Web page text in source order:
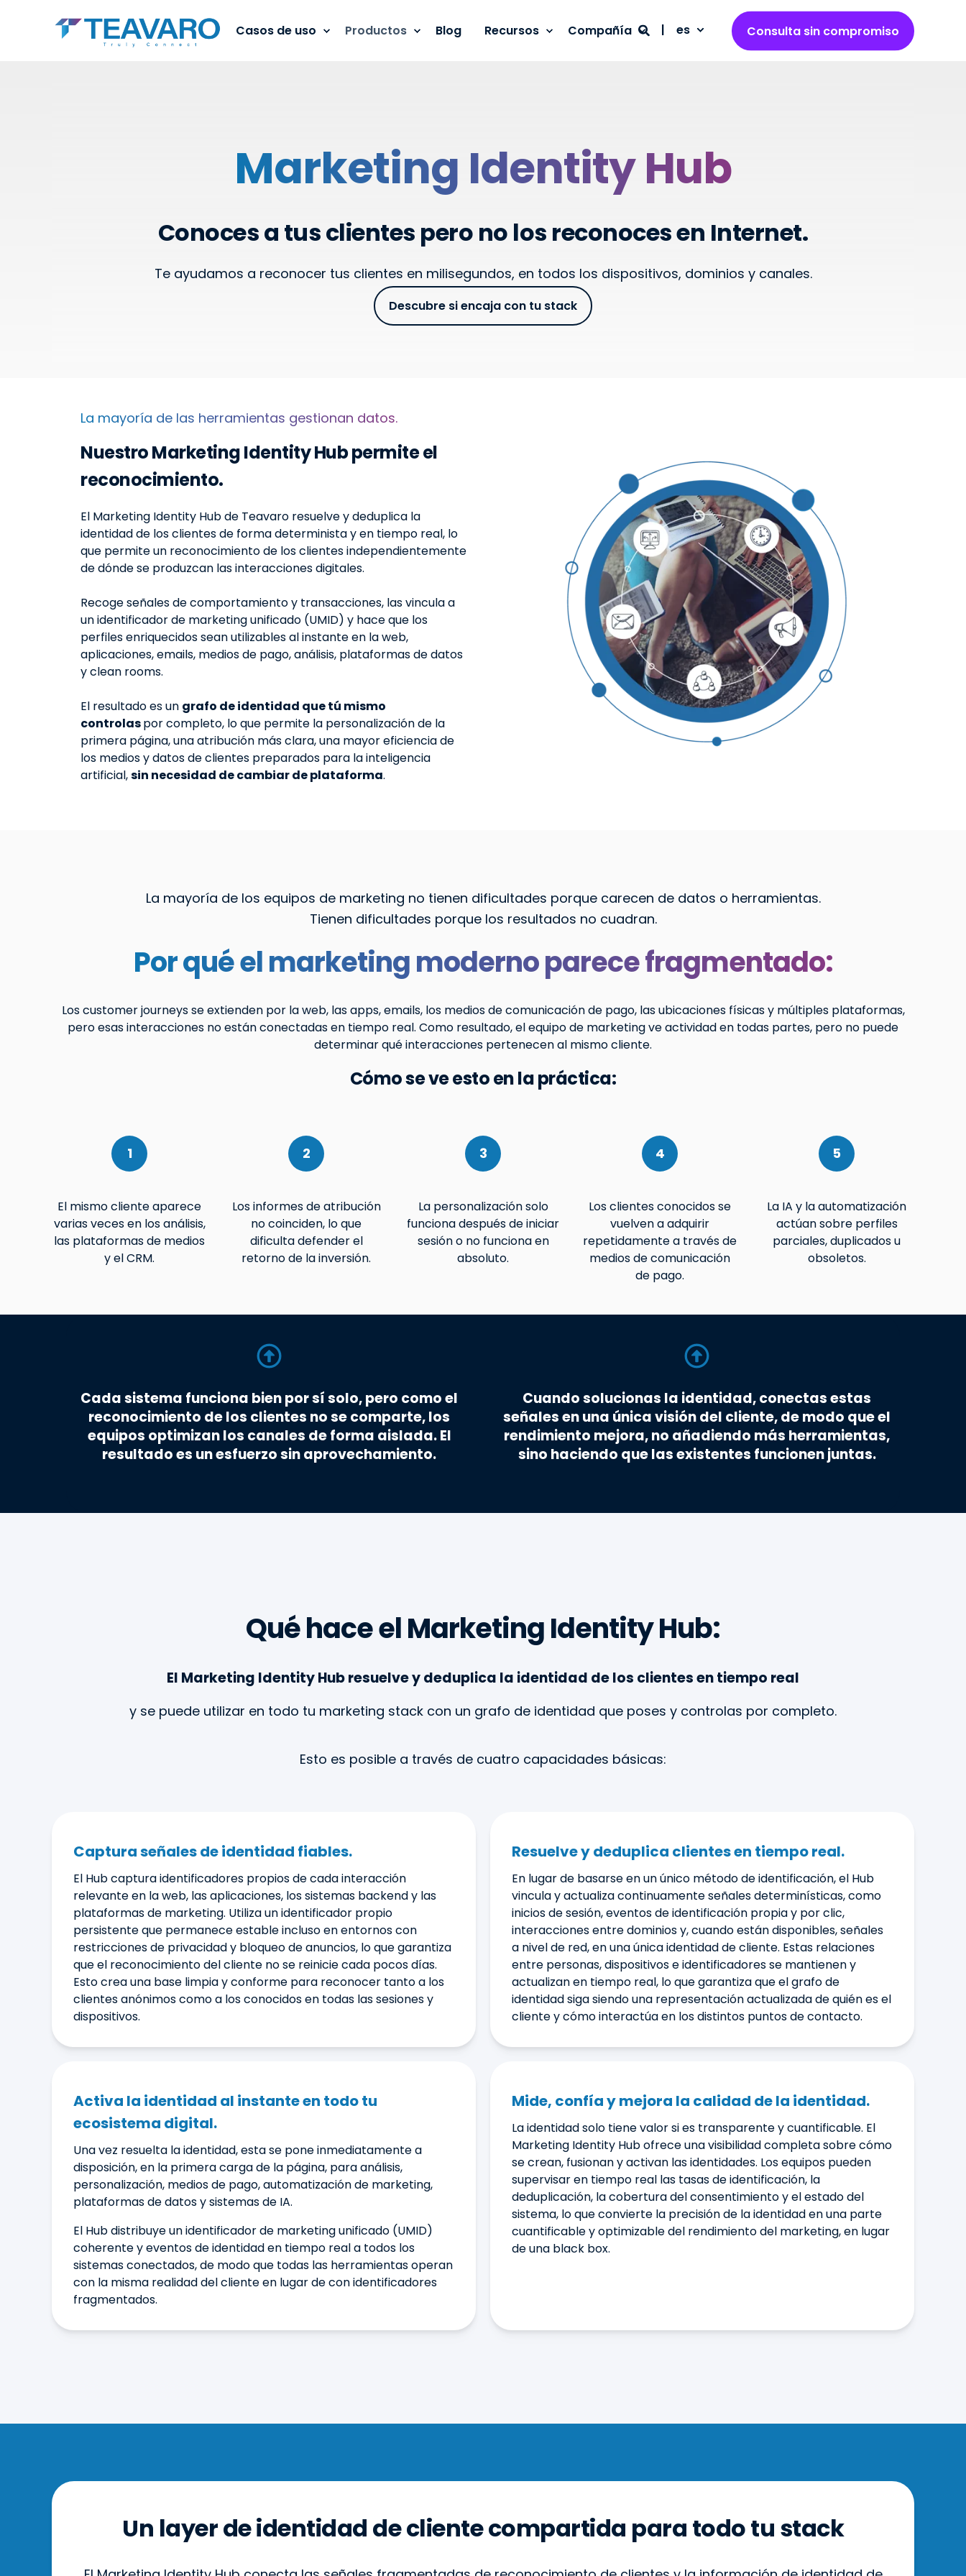
Casos de uso Productos Blog Recursos Compañía es Consulta sin compromiso
Marketing Identity Hub
Conoces a tus clientes pero no los reconoces en Internet.
Te ayudamos a reconocer tus clientes en milisegundos, en todos los dispositivos, dominios y canales.
Descubre si encaja con tu stack
La mayoría de las herramientas gestionan datos.
Nuestro Marketing Identity Hub permite el
reconocimiento.
El Marketing Identity Hub de Teavaro resuelve y deduplica la
identidad de los clientes de forma determinista y en tiempo real, lo
que permite un reconocimiento de los clientes independientemente
de dónde se produzcan las interacciones digitales.
Recoge señales de comportamiento y transacciones, las vincula a
un identificador de marketing unificado (UMID) y hace que los
perfiles enriquecidos sean utilizables al instante en la web,
aplicaciones, emails, medios de pago, análisis, plataformas de datos
y clean rooms.
El resultado es un grafo de identidad que tú mismo
controlaspor completo, lo que permite la personalización de la
primera página, una atribución más clara, una mayor eficiencia de
los medios y datos de clientes preparados para la inteligencia
artificial,sin necesidad de cambiar de plataforma.
La mayoría de los equipos de marketing no tienen dificultades porque carecen de datos o herramientas.
Tienen dificultades porque los resultados no cuadran.
Por qué el marketing moderno parece fragmentado:
Los customer journeys se extienden por la web, las apps, emails, los medios de comunicación de pago, las ubicaciones físicas y múltiples plataformas,
pero esas interacciones no están conectadas en tiempo real. Como resultado, el equipo de marketing ve actividad en todas partes, pero no puede
determinar qué interacciones pertenecen al mismo cliente.
Cómo se ve esto en la práctica:
1
El mismo cliente aparece
varias veces en los análisis,
las plataformas de medios
y el CRM.
2
Los informes de atribución
no coinciden, lo que
dificulta defender el
retorno de la inversión.
3
La personalización solo
funciona después de iniciar
sesión o no funciona en
absoluto.
4
Los clientes conocidos se
vuelven a adquirir
repetidamente a través de
medios de comunicación
de pago.
5
La IA y la automatización
actúan sobre perfiles
parciales, duplicados u
obsoletos.
Cada sistema funciona bien por sí solo, pero como el
reconocimiento de los clientes no se comparte, los
equipos optimizan los canales de forma aislada. El
resultado es un esfuerzo sin aprovechamiento.
Cuando solucionas la identidad, conectas estas
señales en una única visión del cliente, de modo que el
rendimiento mejora, no añadiendo más herramientas,
sino haciendo que las existentes funcionen juntas.
Qué hace el Marketing Identity Hub:
El Marketing Identity Hub resuelve y deduplica la identidad de los clientes en tiempo real
y se puede utilizar en todo tu marketing stack con un grafo de identidad que poses y controlas por completo.
Esto es posible a través de cuatro capacidades básicas:
Captura señales de identidad fiables.
El Hub captura identificadores propios de cada interacción
relevante en la web, las aplicaciones, los sistemas backend y las
plataformas de marketing. Utiliza un identificador propio
persistente que permanece estable incluso en entornos con
restricciones de privacidad y bloqueo de anuncios, lo que garantiza
que el reconocimiento del cliente no se reinicie cada pocos días.
Esto crea una base limpia y conforme para reconocer tanto a los
clientes anónimos como a los conocidos en todas las sesiones y
dispositivos.
Resuelve y deduplica clientes en tiempo real.
En lugar de basarse en un único método de identificación, el Hub
vincula y actualiza continuamente señales determinísticas, como
inicios de sesión, eventos de identificación propia y por clic,
interacciones entre dominios y, cuando están disponibles, señales
a nivel de red, en una única identidad de cliente. Estas relaciones
entre personas, dispositivos e identificadores se mantienen y
actualizan en tiempo real, lo que garantiza que el grafo de
identidad siga siendo una representación actualizada de quién es el
cliente y cómo interactúa en los distintos puntos de contacto.
Activa la identidad al instante en todo tu
ecosistema digital.
Una vez resuelta la identidad, esta se pone inmediatamente a
disposición, en la primera carga de la página, para análisis,
personalización, medios de pago, automatización de marketing,
plataformas de datos y sistemas de IA.
El Hub distribuye un identificador de marketing unificado (UMID)
coherente y eventos de identidad en tiempo real a todos los
sistemas conectados, de modo que todas las herramientas operan
con la misma realidad del cliente en lugar de con identificadores
fragmentados.
Mide, confía y mejora la calidad de la identidad.
La identidad solo tiene valor si es transparente y cuantificable. El
Marketing Identity Hub ofrece una visibilidad completa sobre cómo
se crean, fusionan y activan las identidades. Los equipos pueden
supervisar en tiempo real las tasas de identificación, la
deduplicación, la cobertura del consentimiento y el estado del
sistema, lo que convierte la precisión de la identidad en una parte
cuantificable y optimizable del rendimiento del marketing, en lugar
de una black box.
Un layer de identidad de cliente compartida para todo tu stack